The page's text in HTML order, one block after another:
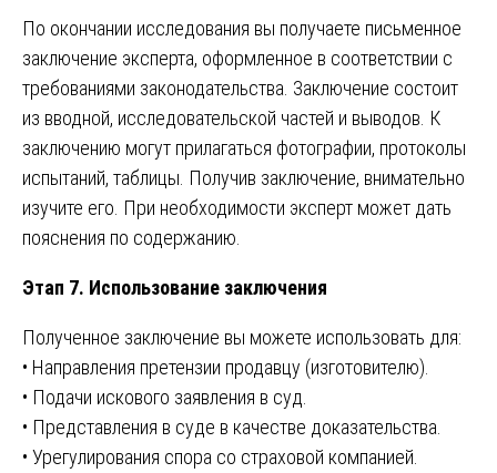
По окончании исследования вы получаете письменное
заключение эксперта, оформленное в соответствии с
требованиями законодательства. Заключение состоит
из вводной, исследовательской частей и выводов. К
заключению могут прилагаться фотографии, протоколы
испытаний, таблицы. Получив заключение, внимательно
изучите его. При необходимости эксперт может дать
пояснения по содержанию.
Этап 7. Использование заключения
Полученное заключение вы можете использовать для:
• Направления претензии продавцу (изготовителю).
• Подачи искового заявления в суд.
• Представления в суде в качестве доказательства.
• Урегулирования спора со страховой компанией.